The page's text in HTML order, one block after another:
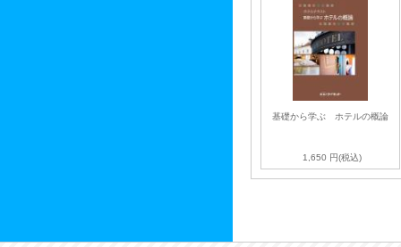
基礎から学ぶ ホテルの概論
1,650 円(税込)